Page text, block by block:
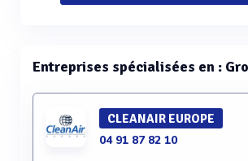
Entreprises spécialisées en :
CLEANAIR EUROPE
04 91 87 82 10